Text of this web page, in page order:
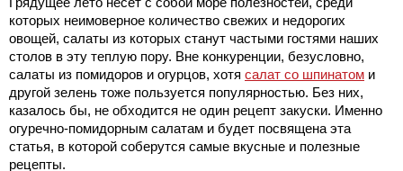
которых неимоверное количество свежих и недорогих
овощей, салаты из которых станут частыми гостями наших
столов в эту теплую пору. Вне конкуренции, безусловно,
салаты из помидоров и огурцов, хотя салат со шпинатом и
другой зелень тоже пользуется популярностью. Без них,
казалось бы, не обходится не один рецепт закуски. Именно
огуречно-помидорным салатам и будет посвящена эта
статья, в которой соберутся самые вкусные и полезные
рецепты.